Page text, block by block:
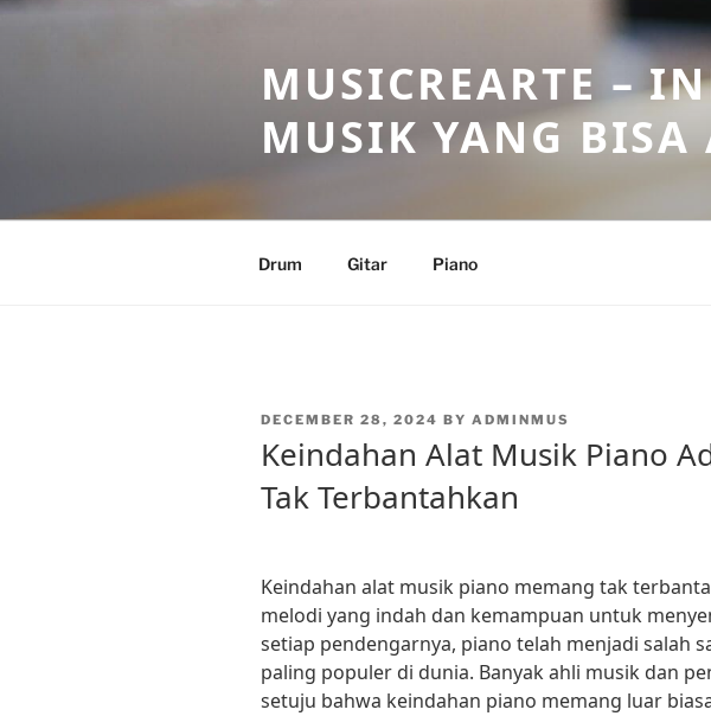
Skip
MUSICREARTE –
MUSIK YANG BISA
Drum Gitar Piano
POSTED
DECEMBER 28, 2024 BY ADMINMUS
Keindahan Alat Musik Piano
Tak Terbantahkan
Keindahan alat musik piano memang tak
melodi yang indah dan kemampuan untuk
setiap pendengarnya, piano telah menjadi salah
paling populer di dunia. Banyak ahli musik dan
setuju bahwa keindahan piano memang luar